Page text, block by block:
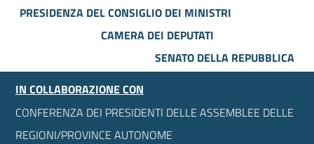
PRESIDENZA DEL CONSIGLIO DEI MINISTRI
CAMERA DEI DEPUTATI
SENATO DELLA REPUBBLICA
IN COLLABORAZIONE CON
CONFERENZA DEI PRESIDENTI DELLE ASSEMBLEE DELLE
REGIONI/PROVINCE AUTONOME